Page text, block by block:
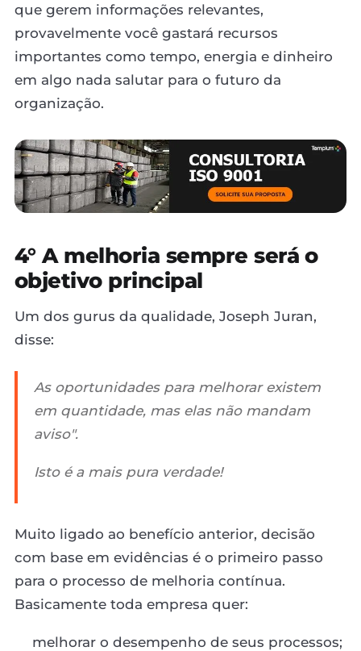
que gerem informações relevantes,
provavelmente você gastará recursos
importantes como tempo, energia e dinheiro
em algo nada salutar para o futuro da
organização.
4° A melhoria sempre será o
objetivo principal
Um dos gurus da qualidade, Joseph Juran,
disse:
As oportunidades para melhorar existem
em quantidade, mas elas não mandam
aviso".
Isto é a mais pura verdade!
Muito ligado ao benefício anterior, decisão
com base em evidências é o primeiro passo
para o processo de melhoria contínua.
Basicamente toda empresa quer:
melhorar o desempenho de seus processos;